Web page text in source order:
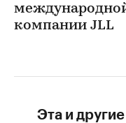
компании JLL
Эта и